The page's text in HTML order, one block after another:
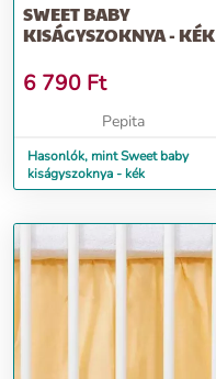
SWEET BABY
KISÁGYSZOKNYA - KÉK
6 790 Ft
Pepita
Hasonlók, mint Sweet baby
kiságyszoknya - kék